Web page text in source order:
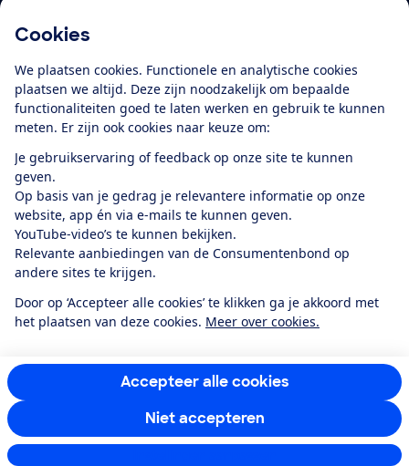
Cookies
We plaatsen cookies. Functionele en analytische cookies
plaatsen we altijd. Deze zijn noodzakelijk om bepaalde
functionaliteiten goed te laten werken en gebruik te kunnen
meten. Er zijn ook cookies naar keuze om:
Je gebruikservaring of feedback op onze site te kunnen
geven.
Op basis van je gedrag je relevantere informatie op onze
website, app én via e-mails te kunnen geven.
YouTube-video’s te kunnen bekijken.
Relevante aanbiedingen van de Consumentenbond op
andere sites te krijgen.
Door op ‘Accepteer alle cookies’ te klikken ga je akkoord met
het plaatsen van deze cookies. Meer over cookies.
Accepteer alle cookies
Niet accepteren
Alles over de
app
Algemene Voorwaarden
Privacyverklaring
Cookiebeleid
Privacyvoorkeuren
Toegankelijkheid
RSS-feed nieuws
Facebook
TwitterInstagram
YoutubeLinkedIn
12.901consumentenbeoordelen de Consumentenbondmet gemiddeld